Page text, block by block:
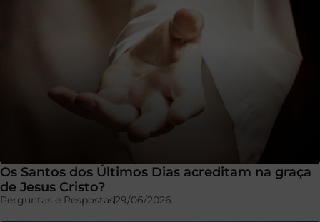
Os Santos dos Últimos Dias acreditam na graça
de Jesus Cristo?
Perguntas e Respostas29/06/2026